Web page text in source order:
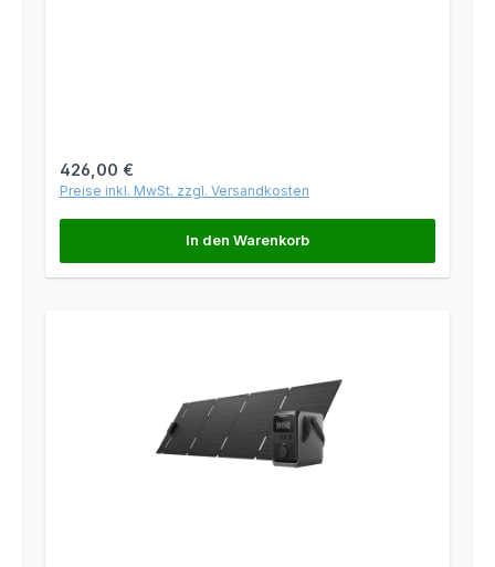
Regulärer Preis:
426,00 €
Preise inkl. MwSt. zzgl. Versandkosten
In den Warenkorb